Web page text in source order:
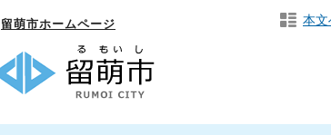
留萌市ホームページ 本文